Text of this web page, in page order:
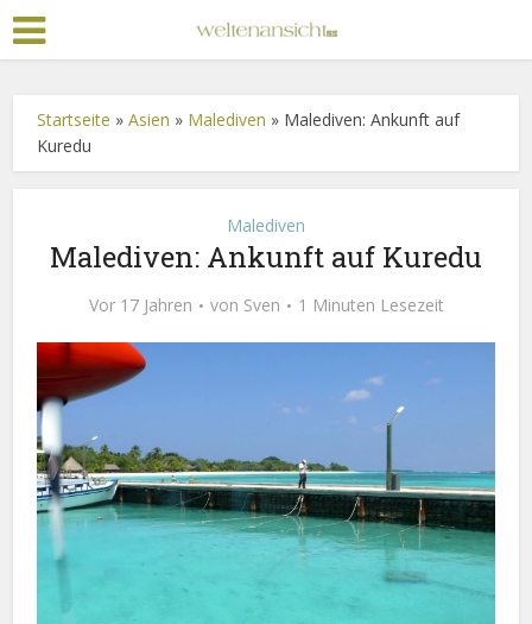
Startseite »Asien » Malediven » Malediven: Ankunft auf
Kuredu
Malediven
Malediven: Ankunft auf Kuredu
Vor 17 Jahren von Sven 1 Minuten Lesezeit